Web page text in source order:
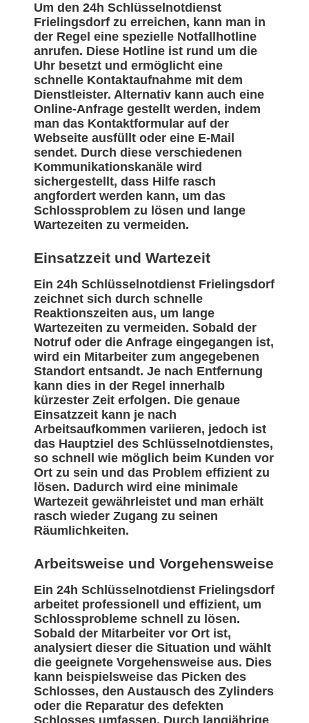
Um den 24h Schlüsselnotdienst
Frielingsdorf zu erreichen, kann man in
der Regel eine spezielle Notfallhotline
anrufen. Diese Hotline ist rund um die
Uhr besetzt und ermöglicht eine
schnelle Kontaktaufnahme mit dem
Dienstleister. Alternativ kann auch eine
Online-Anfrage gestellt werden, indem
man das Kontaktformular auf der
Webseite ausfüllt oder eine E-Mail
sendet. Durch diese verschiedenen
Kommunikationskanäle wird
sichergestellt, dass Hilfe rasch
angfordert werden kann, um das
Schlossproblem zu lösen und lange
Wartezeiten zu vermeiden.
Einsatzzeit und Wartezeit
Ein 24h Schlüsselnotdienst Frielingsdorf
zeichnet sich durch schnelle
Reaktionszeiten aus, um lange
Wartezeiten zu vermeiden. Sobald der
Notruf oder die Anfrage eingegangen ist,
wird ein Mitarbeiter zum angegebenen
Standort entsandt. Je nach Entfernung
kann dies in der Regel innerhalb
kürzester Zeit erfolgen. Die genaue
Einsatzzeit kann je nach
Arbeitsaufkommen variieren, jedoch ist
das Hauptziel des Schlüsselnotdienstes,
so schnell wie möglich beim Kunden vor
Ort zu sein und das Problem effizient zu
lösen. Dadurch wird eine minimale
Wartezeit gewährleistet und man erhält
rasch wieder Zugang zu seinen
Räumlichkeiten.
Arbeitsweise und Vorgehensweise
Ein 24h Schlüsselnotdienst Frielingsdorf
arbeitet professionell und effizient, um
Schlossprobleme schnell zu lösen.
Sobald der Mitarbeiter vor Ort ist,
analysiert dieser die Situation und wählt
die geeignete Vorgehensweise aus. Dies
kann beispielsweise das Picken des
Schlosses, den Austausch des Zylinders
oder die Reparatur des defekten